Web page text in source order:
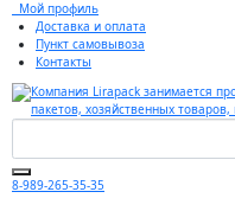
Мой профиль
Доставка и оплата
Пункт самовывоза
Контакты
8-989-265-35-35